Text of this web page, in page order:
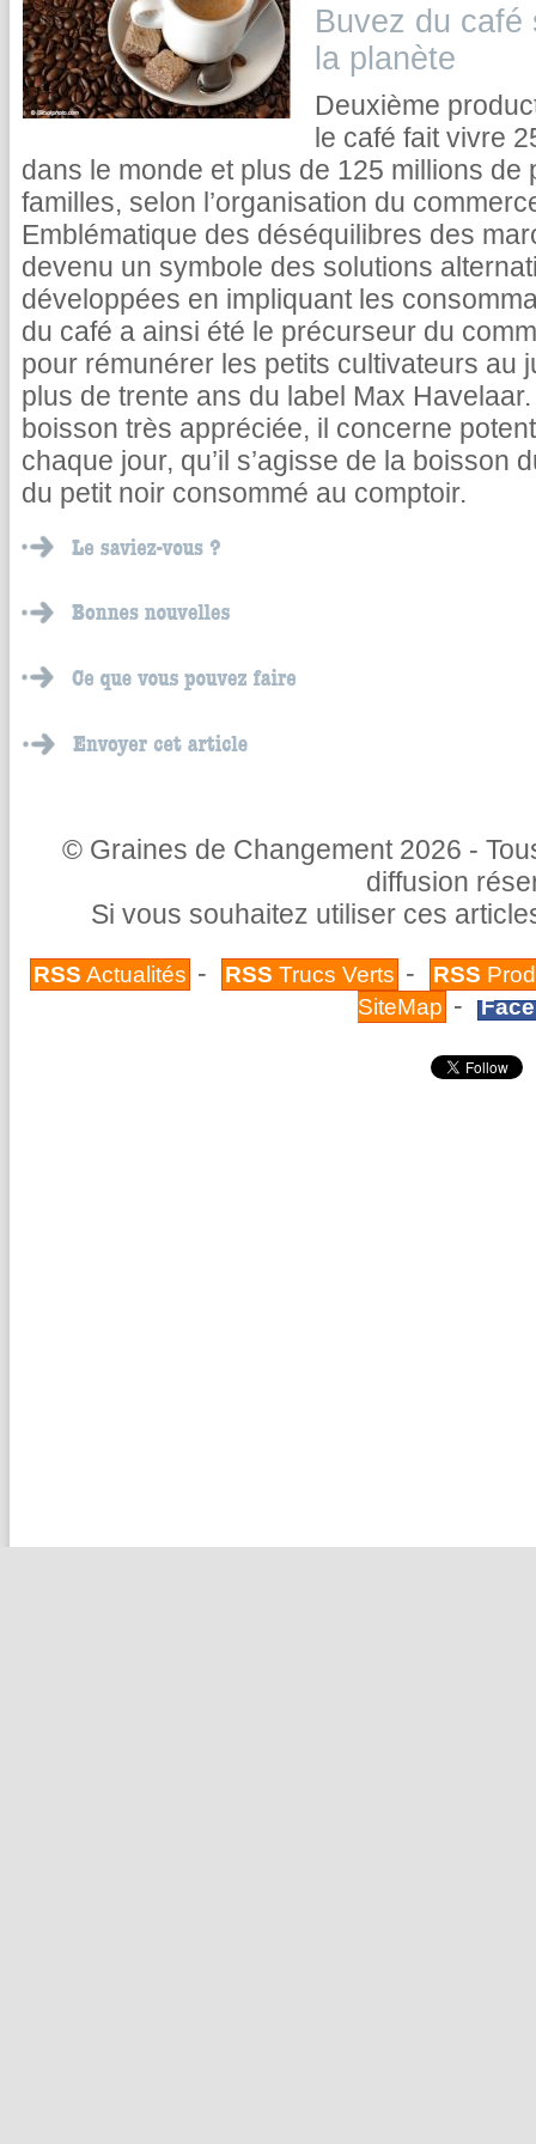
Buvez du café
la planète
Deuxième
le café fait vivre
dans le monde et plus de 125 millions
familles, selon l’organisation du
Emblématique des déséquilibres des
devenu un symbole des solutions
développées en impliquant les
du café a ainsi été le précurseur du
pour rémunérer les petits cultivateurs au
plus de trente ans du label Max
boisson très appréciée, il concerne
chaque jour, qu’il s’agisse de la boisson
du petit noir consommé au comptoir.
© Graines de Changement 2026 -
diffusion
Si vous souhaitez utiliser ces
RSS Actualités - RSS Trucs Verts - RSS
SiteMap -